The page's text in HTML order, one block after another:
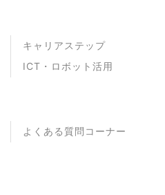
キャリアステップ
ICT・ロボット活用
よくある質問コーナー